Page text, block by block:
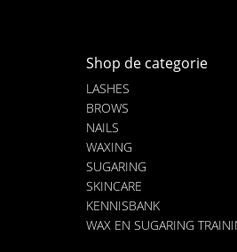
Shop de categorie
LASHES
BROWS
NAILS
WAXING
SUGARING
SKINCARE
KENNISBANK
WAX EN SUGARING